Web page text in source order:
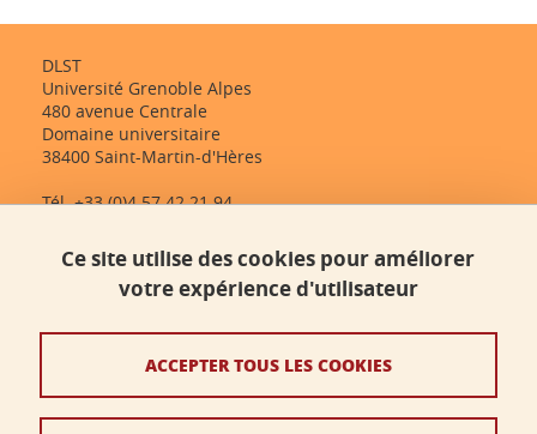
DLST
Université Grenoble Alpes
480 avenue Centrale
Domaine universitaire
38400 Saint-Martin-d'Hères
Tél. +33 (0)4 57 42 21 94
Crédits
Ce site utilise des cookies pour améliorer
votre expérience d'utilisateur
ACCEPTER TOUS LES COOKIES